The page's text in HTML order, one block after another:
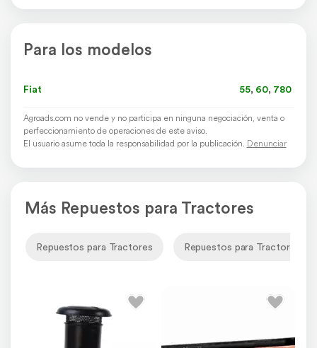
Para los modelos
Fiat 55, 60, 780
Agroads.com no vende y no participa en ninguna negociación, venta o
perfeccionamiento de operaciones de este aviso.
El usuario asume toda la responsabilidad por la publicación. Denunciar
Más Repuestos para Tractores
Repuestos para Tractores Repuestos para Tractores